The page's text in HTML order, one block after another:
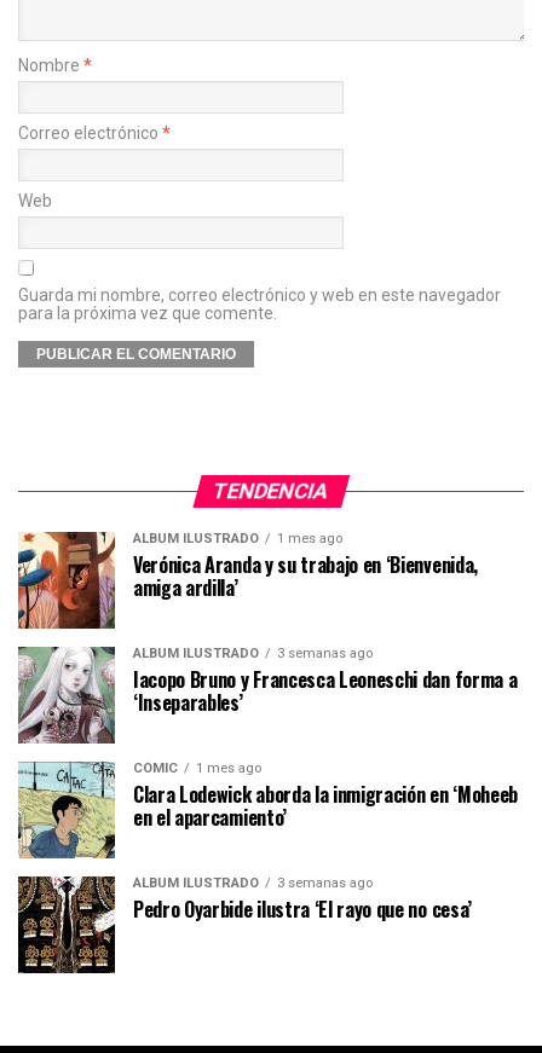
Nombre *
Correo electrónico *
Web
Guarda mi nombre, correo electrónico y web en este navegador
para la próxima vez que comente.
TENDENCIA
ÁLBUM ILUSTRADO 1 mes ago
Verónica Aranda y su trabajo en ‘Bienvenida,
amiga ardilla’
ÁLBUM ILUSTRADO 3 semanas ago
Iacopo Bruno y Francesca Leoneschi dan forma a
‘Inseparables’
CÓMIC 1 mes ago
Clara Lodewick aborda la inmigración en ‘Moheeb
en el aparcamiento’
ÁLBUM ILUSTRADO 3 semanas ago
Pedro Oyarbide ilustra ‘El rayo que no cesa’